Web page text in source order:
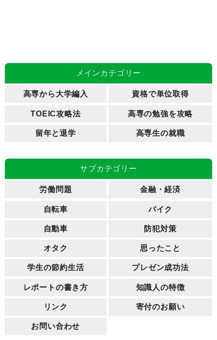
メインカテゴリー
高専から大学編入 資格で単位取得
TOEIC攻略法 高専の勉強を攻略
留年と退学 高専生の就職
サブカテゴリー
労働問題 金融・経済
自転車 バイク
自動車 防犯対策
オタク 思ったこと
学生の節約生活 プレゼン成功法
レポートの書き方 知識人の特徴
リンク 寄付のお願い
お問い合わせ